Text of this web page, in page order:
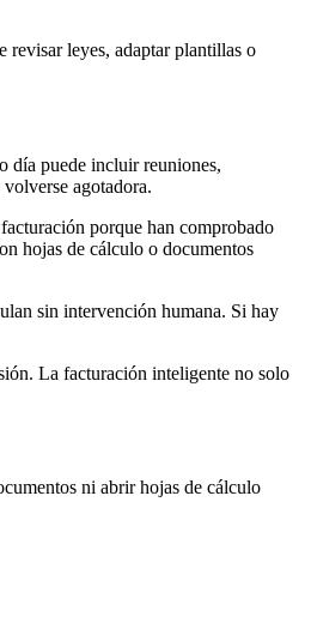
revisar leyes, adaptar plantillas o
día puede incluir reuniones,
agotadora.
porque han comprobado
hojas de cálculo o documentos
sin intervención humana. Si hay
La facturación inteligente no solo
ni abrir hojas de cálculo